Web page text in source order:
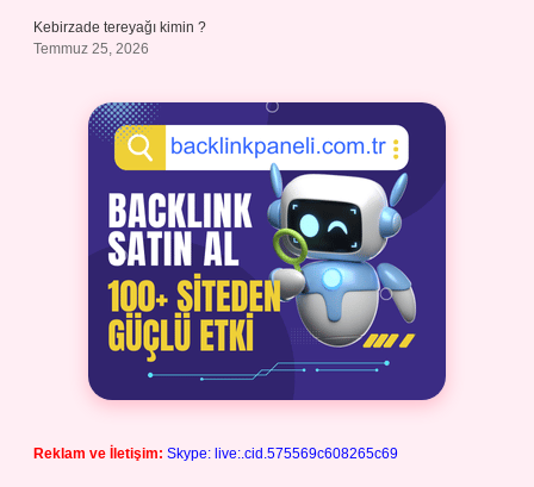
Kebirzade tereyağı kimin ?
Temmuz 25, 2026
Reklam ve İletişim: Skype: live:.cid.575569c608265c69